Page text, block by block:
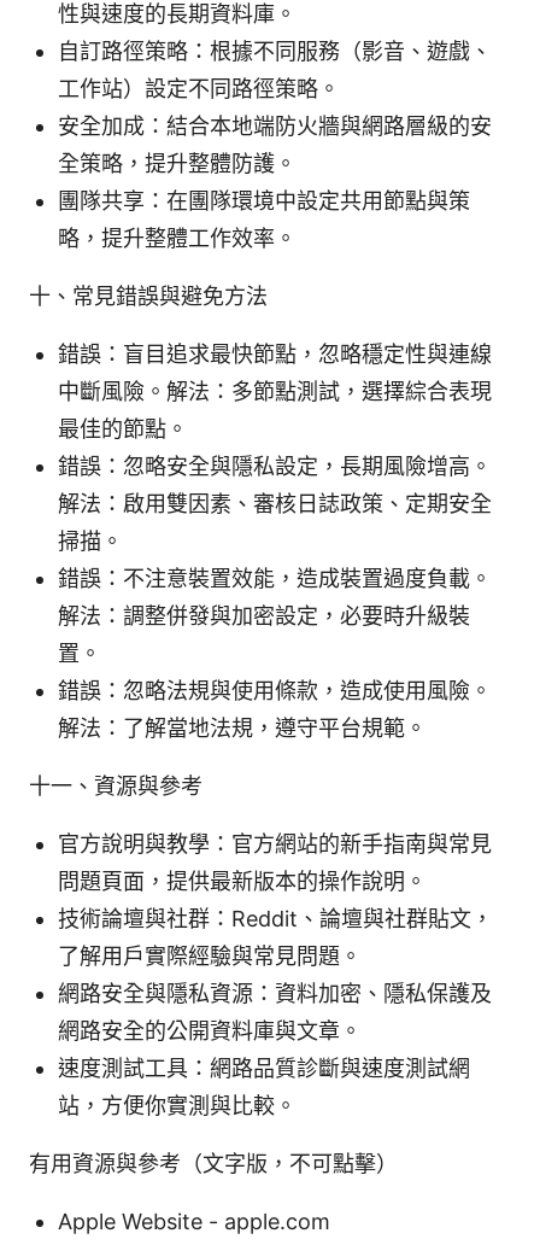
性與速度的長期資料庫。
自訂路徑策略：根據不同服務（影音、遊戲、
工作站）設定不同路徑策略。
安全加成：結合本地端防火牆與網路層級的安
全策略，提升整體防護。
團隊共享：在團隊環境中設定共用節點與策
略，提升整體工作效率。
十、常見錯誤與避免方法
錯誤：盲目追求最快節點，忽略穩定性與連線
中斷風險。解法：多節點測試，選擇綜合表現
最佳的節點。
錯誤：忽略安全與隱私設定，長期風險增高。
解法：啟用雙因素、審核日誌政策、定期安全
掃描。
錯誤：不注意裝置效能，造成裝置過度負載。
解法：調整併發與加密設定，必要時升級裝
置。
錯誤：忽略法規與使用條款，造成使用風險。
解法：了解當地法規，遵守平台規範。
十一、資源與參考
官方說明與教學：官方網站的新手指南與常見
問題頁面，提供最新版本的操作說明。
技術論壇與社群：Reddit、論壇與社群貼文，
了解用戶實際經驗與常見問題。
網路安全與隱私資源：資料加密、隱私保護及
網路安全的公開資料庫與文章。
速度測試工具：網路品質診斷與速度測試網
站，方便你實測與比較。
有用資源與參考（文字版，不可點擊）
Apple Website - apple.com